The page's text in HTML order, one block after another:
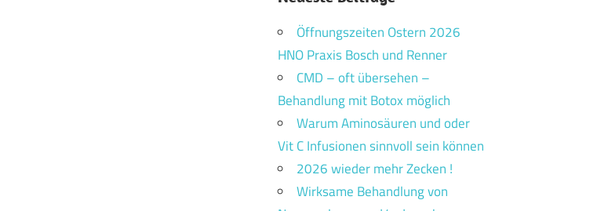
Öffnungszeiten Ostern 2026
HNO Praxis Bosch und Renner
CMD – oft übersehen –
Behandlung mit Botox möglich
Warum Aminosäuren und oder
Vit C Infusionen sinnvoll sein können
2026 wieder mehr Zecken !
Wirksame Behandlung von